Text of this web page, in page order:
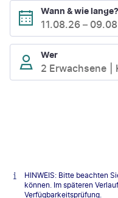
Wann & wie lange?
11.08.26 –
Wer
2 Erwachsene
HINWEIS: Bitte beachten
können. Im späteren
Verfügbarkeitsprüfung.